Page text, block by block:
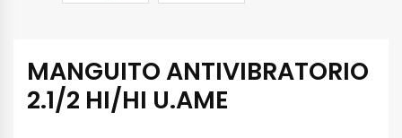
MANGUITO ANTIVIBRATORIO
2.1/2 HI/HI U.AME